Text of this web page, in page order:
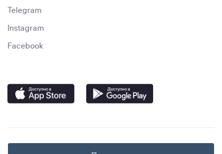
Telegram
Instagram
Facebook